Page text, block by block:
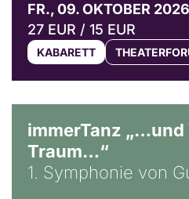
FR., 09. OKTOBER 2026
27 EUR / 15 EUR
KABARETT
immerTanz „…und
Traum…“
1. Symphonie von